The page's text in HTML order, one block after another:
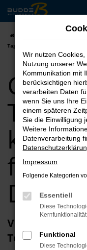
Zum
Hauptinhalt
springen
Tageszulassung kaufen,
Dorsten
Viele gute
Terramar
Wir nutzen
Nutzung unserer
Kommunikation mit
berücksichtigen
verarbeiten Daten
wenn Sie uns Ihre
einem späteren
Sie die Einwilligung
Weitere
Datenverarbeitung
Impressum
Folgende Kategorien
Essentiell
Diese
Funktional
Diese